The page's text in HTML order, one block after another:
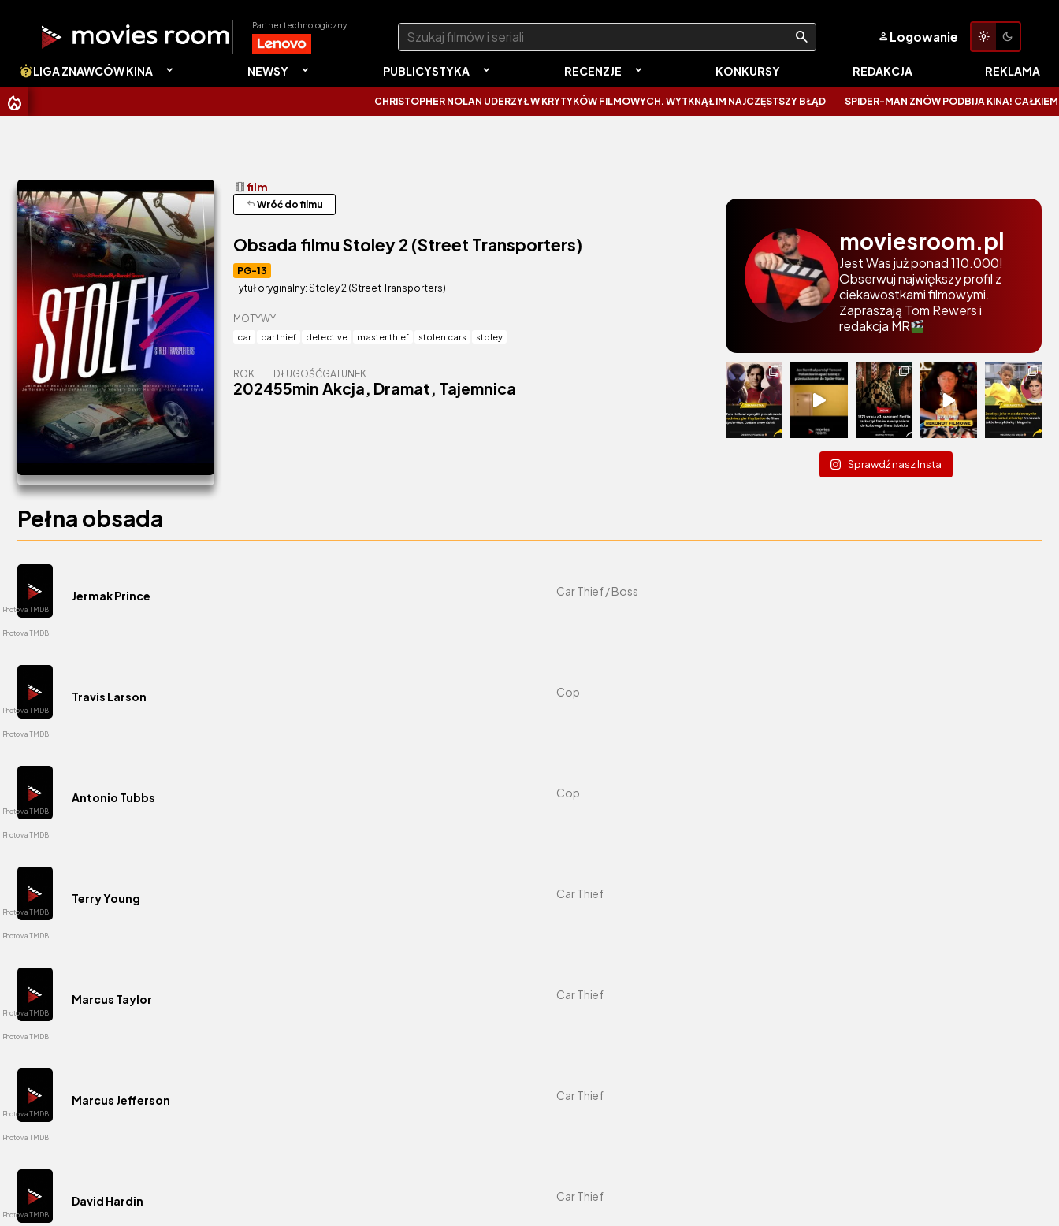
Partner technologiczny: Szukaj:
Logowanie
LIGA ZNAWCÓW KINA NEWSY PUBLICYSTYKA RECENZJE KONKURSY REDAKCJA REKLAMA
CHRISTOPHER NOLAN UDERZYŁ W KRYTYKÓW FILMOWYCH. WYTKNĄŁ IM NAJCZĘSTSZY BŁĄD SPIDER-MAN ZNÓW PODBIJA KINA! CAŁKIEM
reply Wróć do filmu
theatersfilm
Obsada filmu Stoley 2 (Street Transporters)
PG-13
Tytuł oryginalny: Stoley 2 (Street Transporters)
MOTYWY
car car thief detective master thief stolen cars stoley
ROK
2024
DŁUGOŚĆ
55min
GATUNEK
Akcja, Dramat, Tajemnica
Pełna obsada
Jermak Prince Car Thief / Boss
Travis Larson Cop
Antonio Tubbs Cop
Terry Young Car Thief
Marcus Taylor Car Thief
Marcus Jefferson Car Thief
David Hardin Car Thief
moviesroom.pl
Jest Was już ponad 110.000!
Obserwuj największy profil z
ciekawostkami filmowymi.
Zapraszają Tom Rewers i
redakcja MR
Sprawdź nasz Insta